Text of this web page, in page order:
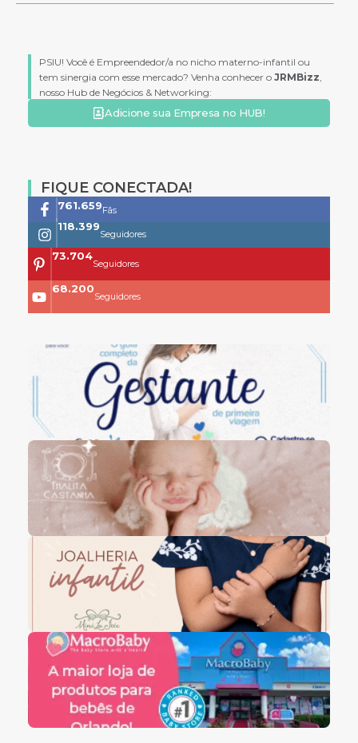
PSIU! Você é Empreendedor/a no nicho materno-infantil ou
tem sinergia com esse mercado? Venha conhecer o JRMBizz,
nosso Hub de Negócios & Networking:
Adicione sua Empresa no HUB!
FIQUE CONECTADA!
761.659Fãs
118.399
Seguidores
73.704
Seguidores
68.200
Seguidores